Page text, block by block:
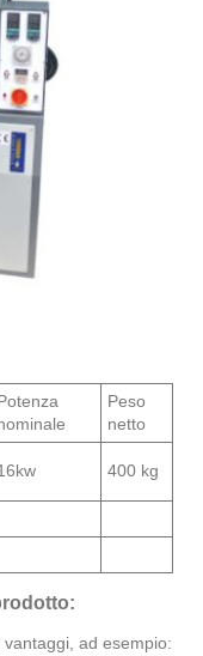
Peso
netto
400 kg
ad esempio: